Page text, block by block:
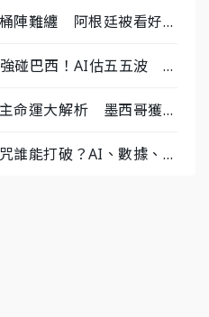
陣難纏 阿根廷被看好下
碰巴西！AI估五五波 牛
命運大解析 墨西哥獲數
誰能打破？AI、數據、塔